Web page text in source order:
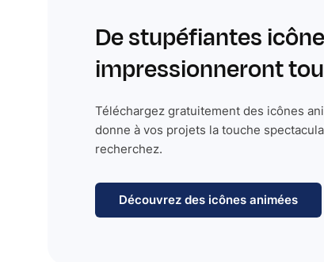
De stupéfiantes
impressionneront
Téléchargez gratuitement des icônes
donne à vos projets la touche
recherchez.
Découvrez des icônes animées